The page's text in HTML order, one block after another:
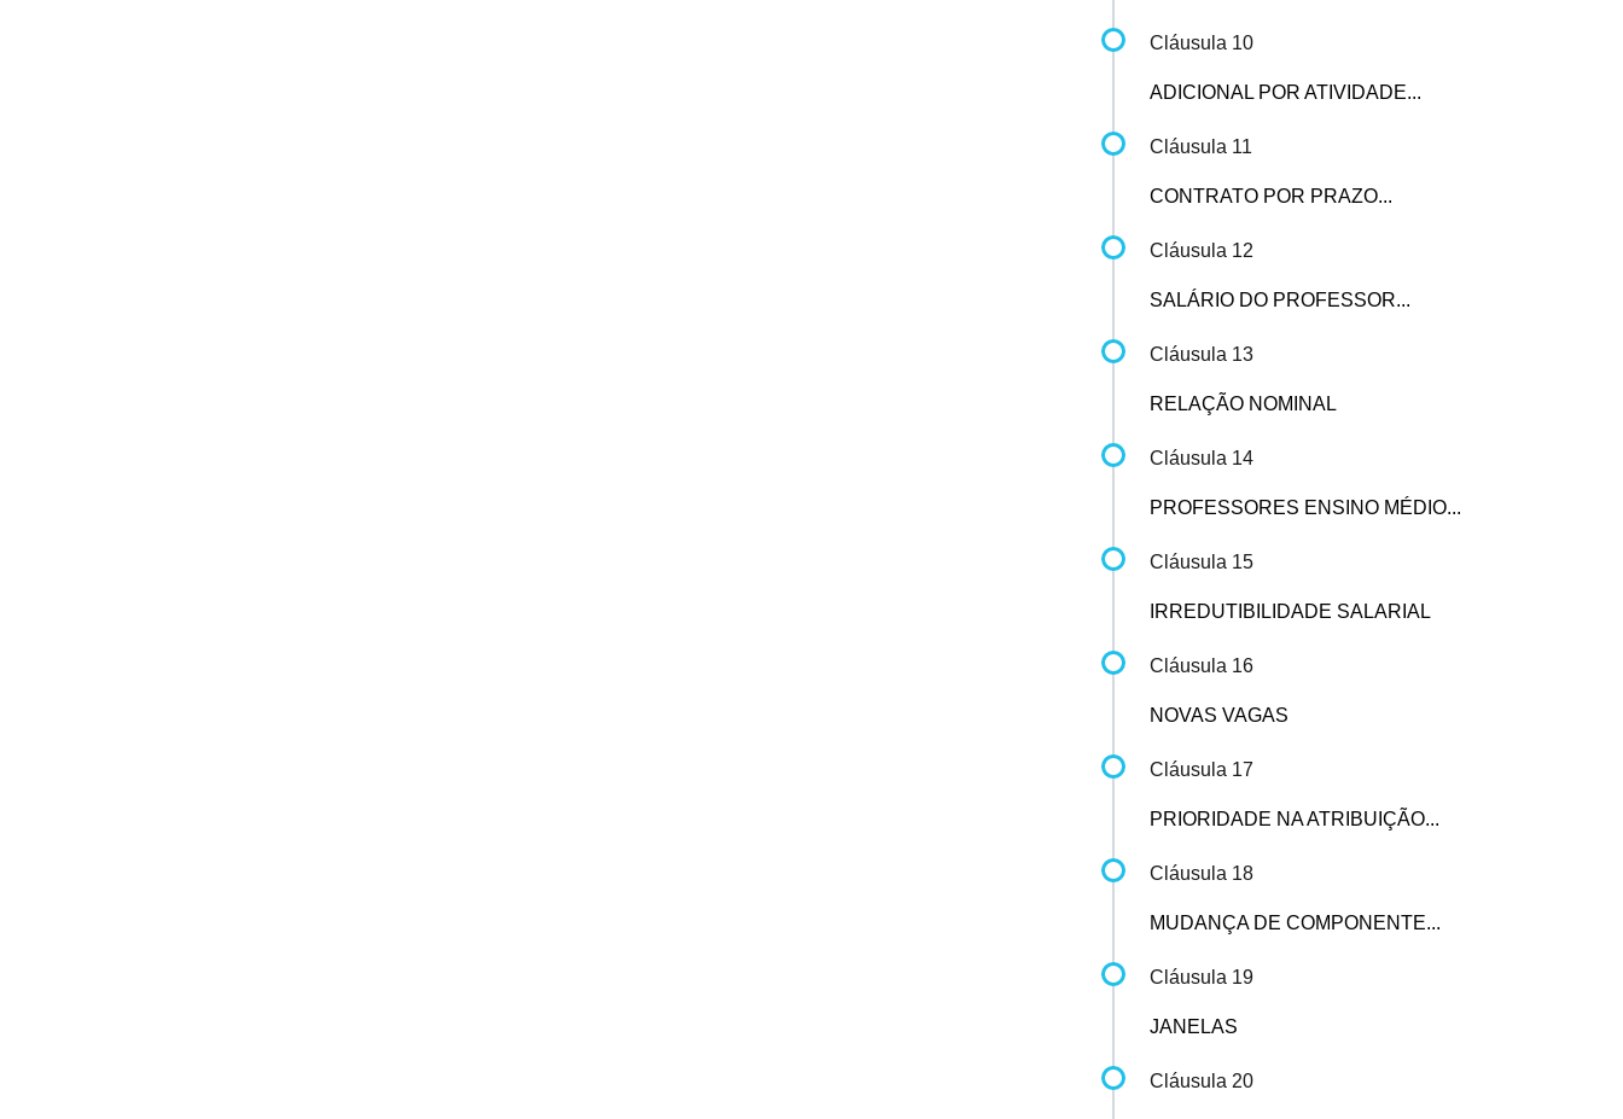
Cláusula 10
ADICIONAL POR ATIVIDADE...
Cláusula 11
CONTRATO POR PRAZO...
Cláusula 12
SALÁRIO DO PROFESSOR...
Cláusula 13
RELAÇÃO NOMINAL
Cláusula 14
PROFESSORES ENSINO MÉDIO...
Cláusula 15
IRREDUTIBILIDADE SALARIAL
Cláusula 16
NOVAS VAGAS
Cláusula 17
PRIORIDADE NA ATRIBUIÇÃO...
Cláusula 18
MUDANÇA DE COMPONENTE...
Cláusula 19
JANELAS
Cláusula 20